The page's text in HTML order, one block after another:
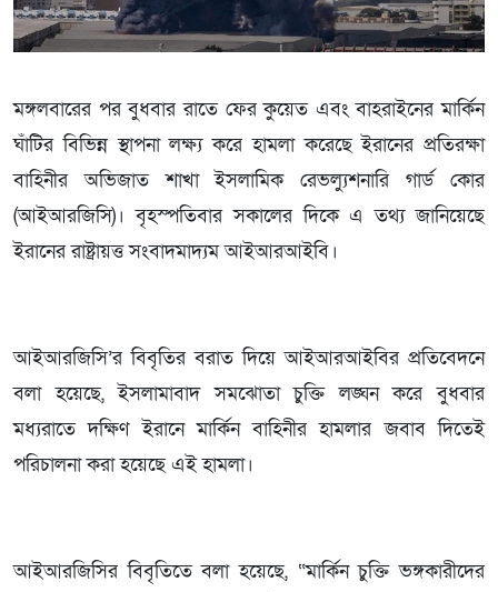
মঙ্গলবারের পর বুধবার রাতে ফের কুয়েত এবং বাহরাইনের মার্কিন
ঘাঁটির বিভিন্ন স্থাপনা লক্ষ্য করে হামলা করেছে ইরানের প্রতিরক্ষা
বাহিনীর অভিজাত শাখা ইসলামিক রেভল্যুশনারি গার্ড কোর
(আইআরজিসি)। বৃহস্পতিবার সকালের দিকে এ তথ্য জানিয়েছে
ইরানের রাষ্ট্রায়ত্ত সংবাদমাদ্যম আইআরআইবি।
আইআরজিসি’র বিবৃতির বরাত দিয়ে আইআরআইবির প্রতিবেদনে
বলা হয়েছে, ইসলামাবাদ সমঝোতা চুক্তি লঙ্ঘন করে বুধবার
মধ্যরাতে দক্ষিণ ইরানে মার্কিন বাহিনীর হামলার জবাব দিতেই
পরিচালনা করা হয়েছে এই হামলা।
আইআরজিসির বিবৃতিতে বলা হয়েছে, “মার্কিন চুক্তি ভঙ্গকারীদের